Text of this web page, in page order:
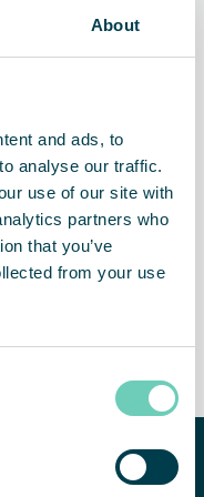
About
and ads, to
analyse our traffic.
use of our site with
partners who
that you’ve
from your use
gezondere
minder
werknemers